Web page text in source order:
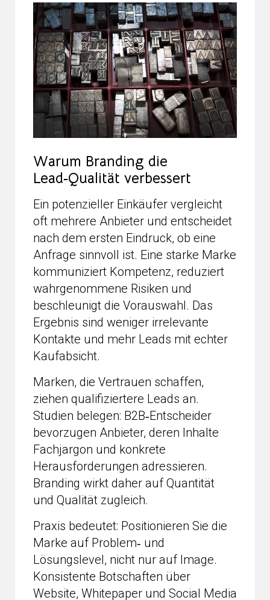
Warum Branding die
Lead‑Qualität verbessert
Ein potenzieller Einkäufer vergleicht
oft mehrere Anbieter und entscheidet
nach dem ersten Eindruck, ob eine
Anfrage sinnvoll ist. Eine starke Marke
kommuniziert Kompetenz, reduziert
wahrgenommene Risiken und
beschleunigt die Vorauswahl. Das
Ergebnis sind weniger irrelevante
Kontakte und mehr Leads mit echter
Kaufabsicht.
Marken, die Vertrauen schaffen,
ziehen qualifiziertere Leads an.
Studien belegen: B2B‑Entscheider
bevorzugen Anbieter, deren Inhalte
Fachjargon und konkrete
Herausforderungen adressieren.
Branding wirkt daher auf Quantität
und Qualität zugleich.
Praxis bedeutet: Positionieren Sie die
Marke auf Problem‑ und
Lösungslevel, nicht nur auf Image.
Konsistente Botschaften über
Website, Whitepaper und Social Media